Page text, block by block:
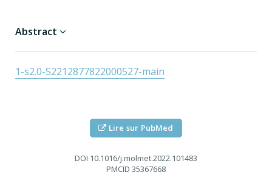
Abstract
1-s2.0-S2212877822000527-main
Lire sur PubMed
DOI 10.1016/j.molmet.2022.101483
PMCID 35367668